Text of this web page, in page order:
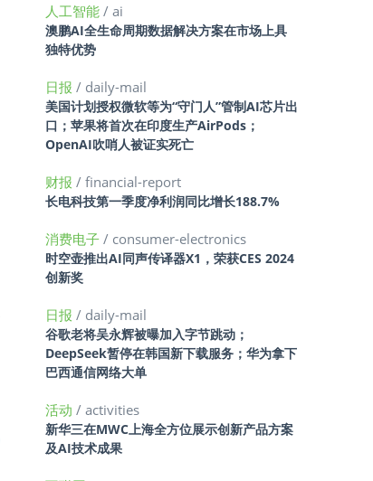
人工智能 / ai
澳鹏AI全生命周期数据解决方案在市场上具
独特优势
日报 / daily-mail
美国计划授权微软等为“守门人”管制AI芯片出
口；苹果将首次在印度生产AirPods；
OpenAI吹哨人被证实死亡
财报 / financial-report
长电科技第一季度净利润同比增长188.7%
消费电子 / consumer-electronics
时空壶推出AI同声传译器X1，荣获CES 2024
创新奖
日报 / daily-mail
谷歌老将吴永辉被曝加入字节跳动；
DeepSeek暂停在韩国新下载服务；华为拿下
巴西通信网络大单
活动 / activities
新华三在MWC上海全方位展示创新产品方案
及AI技术成果